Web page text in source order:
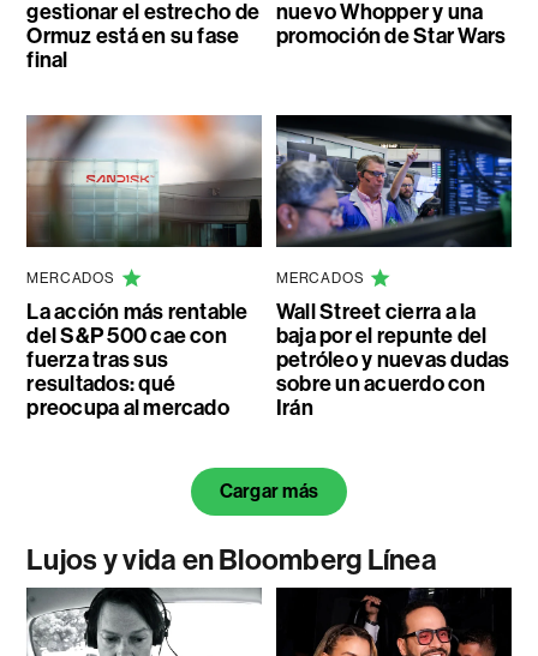
gestionar el estrecho de
Ormuz está en su fase
final
nuevo Whopper y una
promoción de Star Wars
MERCADOS
La acción más rentable
del S&P 500 cae con
fuerza tras sus
resultados: qué
preocupa al mercado
MERCADOS
Wall Street cierra a la
baja por el repunte del
petróleo y nuevas dudas
sobre un acuerdo con
Irán
Cargar más
Lujos y vida en Bloomberg Línea